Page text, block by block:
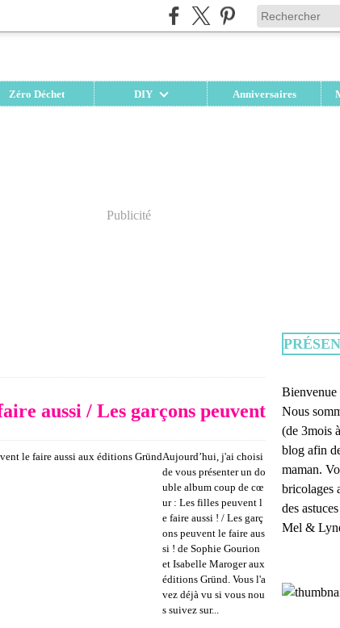
Zéro Déchet DIY Anniversaires
Publicité
aussi / Les garçons peuvent
Aujourd’hui, j'ai choisi
de vous présenter un do
uble album coup de cœ
ur : Les filles peuvent l
e faire aussi ! / Les garç
ons peuvent le faire aus
si ! de Sophie Gourion
et Isabelle Maroger aux
éditions Gründ. Vous l'a
vez déjà vu si vous nou
s suivez sur...
Bienvenue
Nous
(de 3mois
blog afin
maman.
bricolages
des
Mel &